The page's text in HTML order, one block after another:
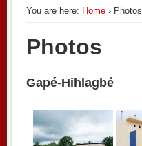
You are here: Home› Photos
Photos
Gapé-Hihlagbé